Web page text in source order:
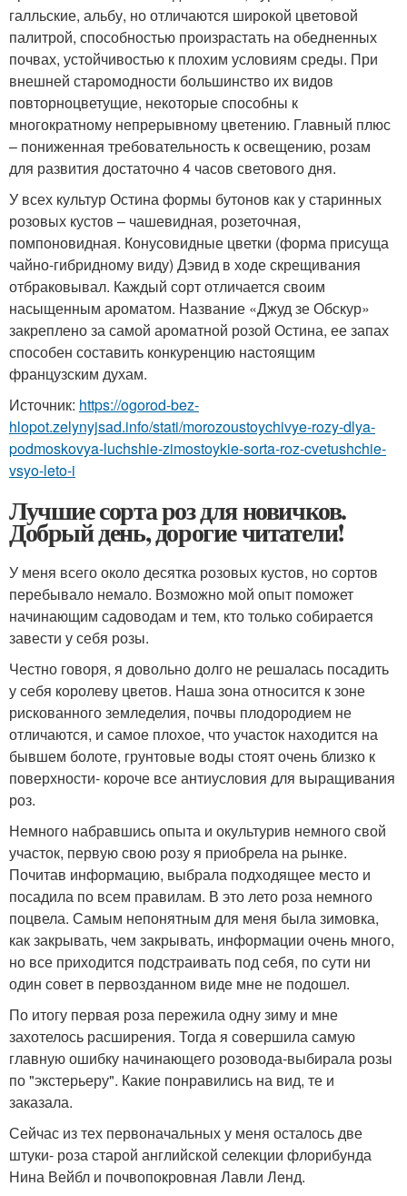
галльские, альбу, но отличаются широкой цветовой
палитрой, способностью произрастать на обедненных
почвах, устойчивостью к плохим условиям среды. При
внешней старомодности большинство их видов
повторноцветущие, некоторые способны к
многократному непрерывному цветению. Главный плюс
– пониженная требовательность к освещению, розам
для развития достаточно 4 часов светового дня.
У всех культур Остина формы бутонов как у старинных
розовых кустов – чашевидная, розеточная,
помпоновидная. Конусовидные цветки (форма присуща
чайно-гибридному виду) Дэвид в ходе скрещивания
отбраковывал. Каждый сорт отличается своим
насыщенным ароматом. Название «Джуд зе Обскур»
закреплено за самой ароматной розой Остина, ее запах
способен составить конкуренцию настоящим
французским духам.
Источник: https://ogorod-bez-
hlopot.zelynyjsad.info/stati/morozoustoychivye-rozy-dlya-
podmoskovya-luchshie-zimostoykie-sorta-roz-cvetushchie-
vsyo-leto-i
Лучшие сорта роз для новичков.
Добрый день, дорогие читатели!
У меня всего около десятка розовых кустов, но сортов
перебывало немало. Возможно мой опыт поможет
начинающим садоводам и тем, кто только собирается
завести у себя розы.
Честно говоря, я довольно долго не решалась посадить
у себя королеву цветов. Наша зона относится к зоне
рискованного земледелия, почвы плодородием не
отличаются, и самое плохое, что участок находится на
бывшем болоте, грунтовые воды стоят очень близко к
поверхности- короче все антиусловия для выращивания
роз.
Немного набравшись опыта и окультурив немного свой
участок, первую свою розу я приобрела на рынке.
Почитав информацию, выбрала подходящее место и
посадила по всем правилам. В это лето роза немного
поцвела. Самым непонятным для меня была зимовка,
как закрывать, чем закрывать, информации очень много,
но все приходится подстраивать под себя, по сути ни
один совет в первозданном виде мне не подошел.
По итогу первая роза пережила одну зиму и мне
захотелось расширения. Тогда я совершила самую
главную ошибку начинающего розовода-выбирала розы
по "экстерьеру". Какие понравились на вид, те и
заказала.
Сейчас из тех первоначальных у меня осталось две
штуки- роза старой английской селекции флорибунда
Нина Вейбл и почвопокровная Лавли Ленд.